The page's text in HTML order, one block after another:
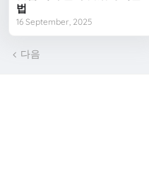
법
16 September, 2025
다음